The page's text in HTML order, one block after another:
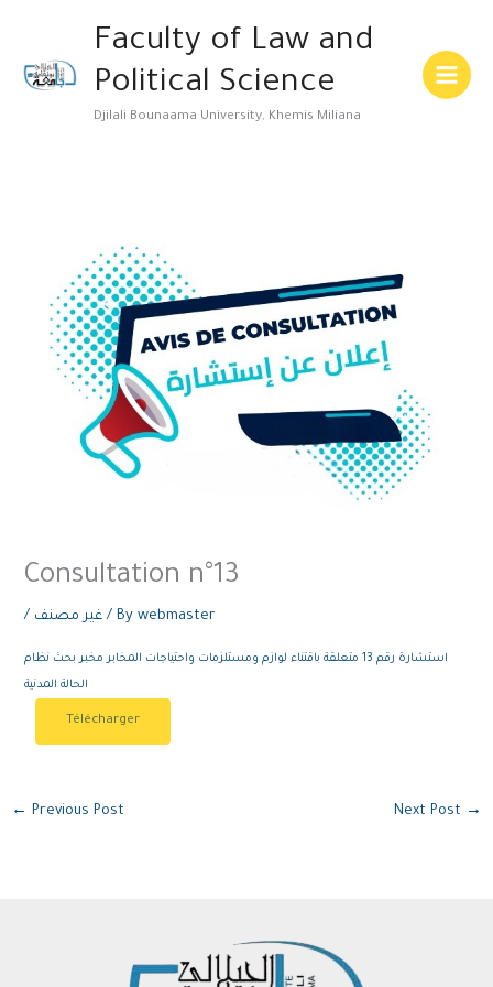
content
Faculty of Law and
Political Science
Djilali Bounaama University, Khemis Miliana
Menu
Consultation n°13
/ غير مصنف / Bywebmaster
استشارة رقم 13 متعلقة باقتناء لوازم ومستلزمات واحتياجات المخابر مخبر بحث نظام
الحالة المدنية
Télécharger
← Previous Post Next Post →